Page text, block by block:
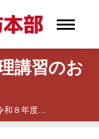
講習のお
和８年度…